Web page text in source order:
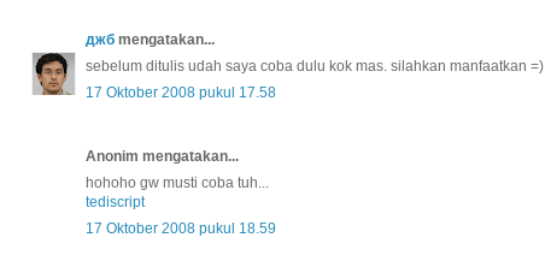
джб mengatakan...
sebelum ditulis udah saya coba dulu kok mas. silahkan manfaatkan =)
17 Oktober 2008 pukul 17.58
Anonim mengatakan...
hohoho gw musti coba tuh...
tediscript
17 Oktober 2008 pukul 18.59